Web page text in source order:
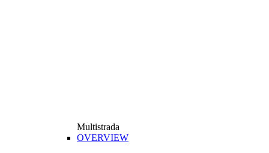
Multistrada
OVERVIEW